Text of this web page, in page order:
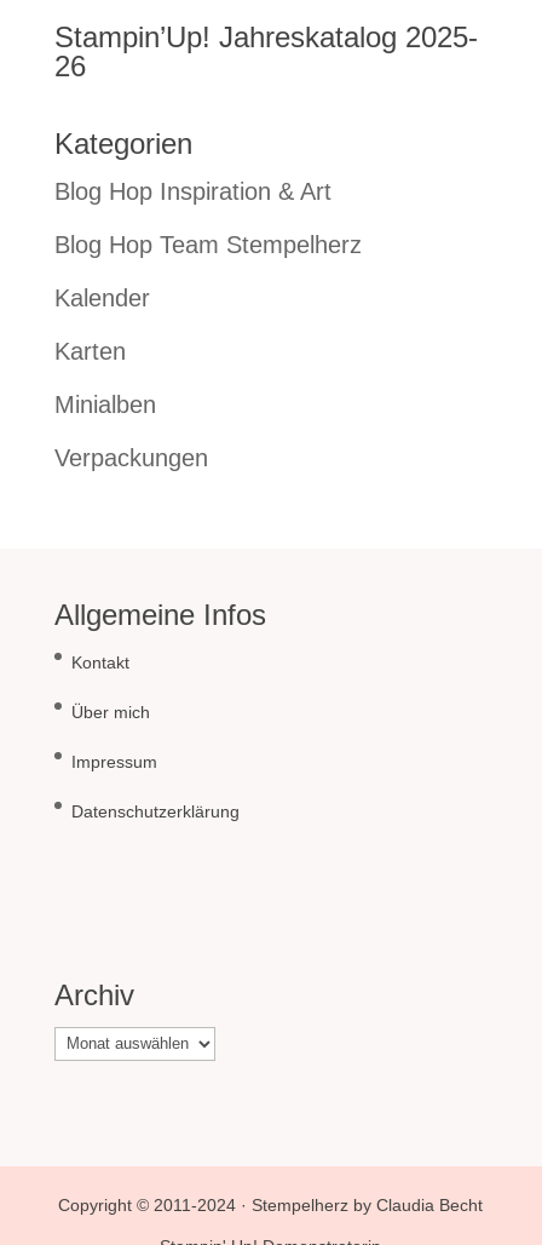
Stampin’Up! Jahreskatalog 2025-
26
Kategorien
Blog Hop Inspiration & Art
Blog Hop Team Stempelherz
Kalender
Karten
Minialben
Verpackungen
Allgemeine Infos
Kontakt
Über mich
Impressum
Datenschutzerklärung
Archiv
Archiv
Copyright © 2011-2024 · Stempelherz by Claudia Becht